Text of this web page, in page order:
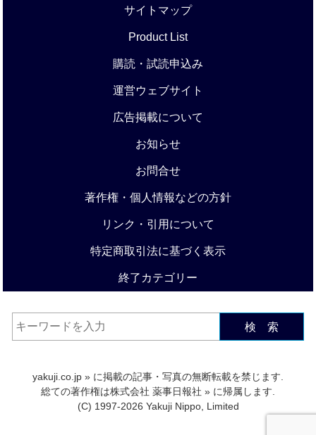
サイトマップ
Product List
購読・試読申込み
運営ウェブサイト
広告掲載について
お知らせ
お問合せ
著作権・個人情報などの方針
リンク・引用について
特定商取引法に基づく表示
終了カテゴリー
検 索
yakuji.co.jp » に掲載の記事・写真の無断転載を禁じます.
総ての著作権は株式会社 薬事日報社 » に帰属します.
(C) 1997-2026 Yakuji Nippo, Limited